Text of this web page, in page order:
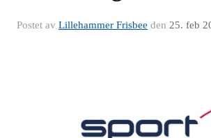
plaggene, men husk at det betinger